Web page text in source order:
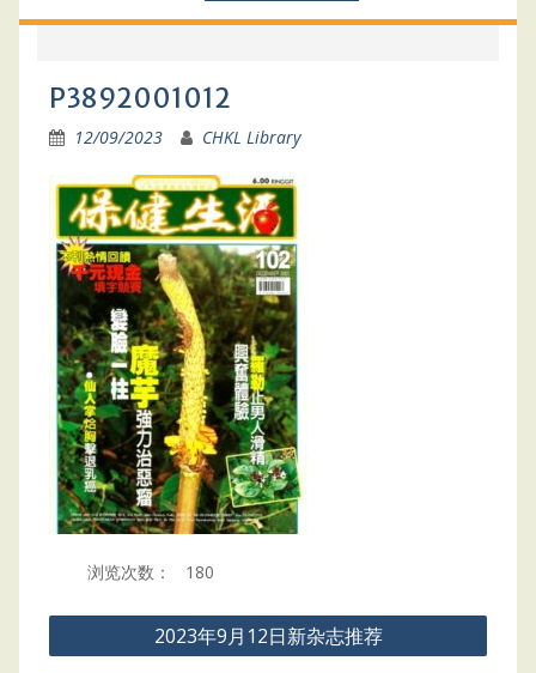
P3892001012
12/09/2023 CHKL Library
浏览次数： 180
Post
navigation
2023年9月12日新杂志推荐